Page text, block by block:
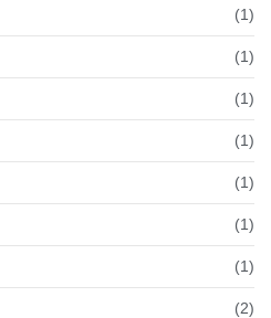
(1)
(1)
(1)
(1)
(1)
(1)
(1)
(2)